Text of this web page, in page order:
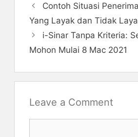
Contoh Situasi
Yang Layak dan Tidak
i-Sinar Tanpa Kriteria:
Mohon Mulai 8 Mac 2021
Leave a Comment